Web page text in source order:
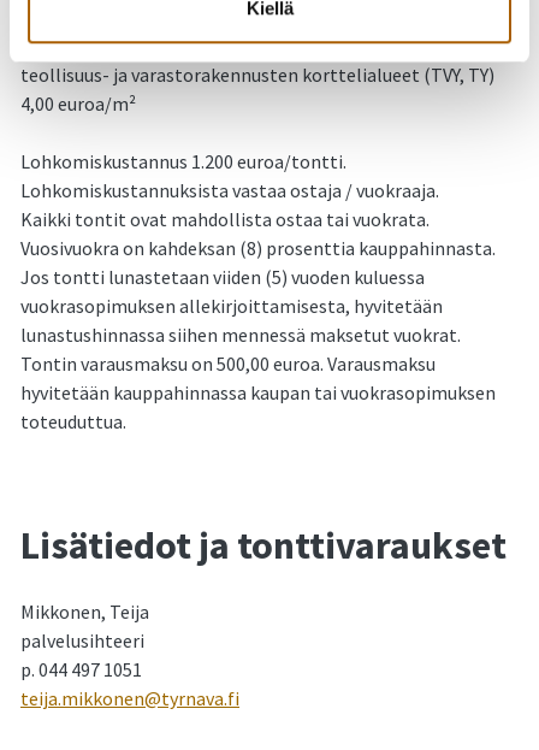
Kiellä
Palvelurakennusten korttelit (P,PL) ja ympäristöä
aiheuttamattomien
teollisuus- ja varastorakennusten korttelialueet (TVY, TY)
4,00 euroa/m²
Lohkomiskustannus 1.200 euroa/tontti.
Lohkomiskustannuksista vastaa ostaja / vuokraaja.
Kaikki tontit ovat mahdollista ostaa tai vuokrata.
Vuosivuokra on kahdeksan (8) prosenttia kauppahinnasta.
Jos tontti lunastetaan viiden (5) vuoden kuluessa
vuokrasopimuksen allekirjoittamisesta, hyvitetään
lunastushinnassa siihen mennessä maksetut vuokrat.
Tontin varausmaksu on 500,00 euroa. Varausmaksu
hyvitetään kauppahinnassa kaupan tai vuokrasopimuksen
toteuduttua.
Lisätiedot ja tonttivaraukset
Mikkonen, Teija
palvelusihteeri
p. 044 497 1051
teija.mikkonen@tyrnava.fi